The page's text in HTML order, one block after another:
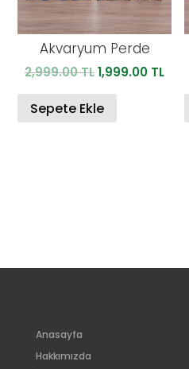
Akvaryum Perde
2,999.00TLOrijinal
2,999.00 TL.
1,999.00 TLŞu
Sepete Ekle
Anasayfa
Hakkımızda